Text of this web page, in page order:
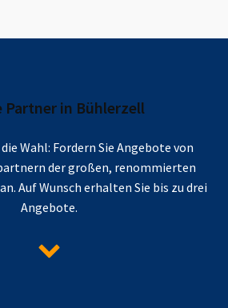
Partner in Bühlerzell
Wahl: Fordern Sie Angebote von
der großen, renommierten
Auf Wunsch erhalten Sie bis zu drei
Angebote.